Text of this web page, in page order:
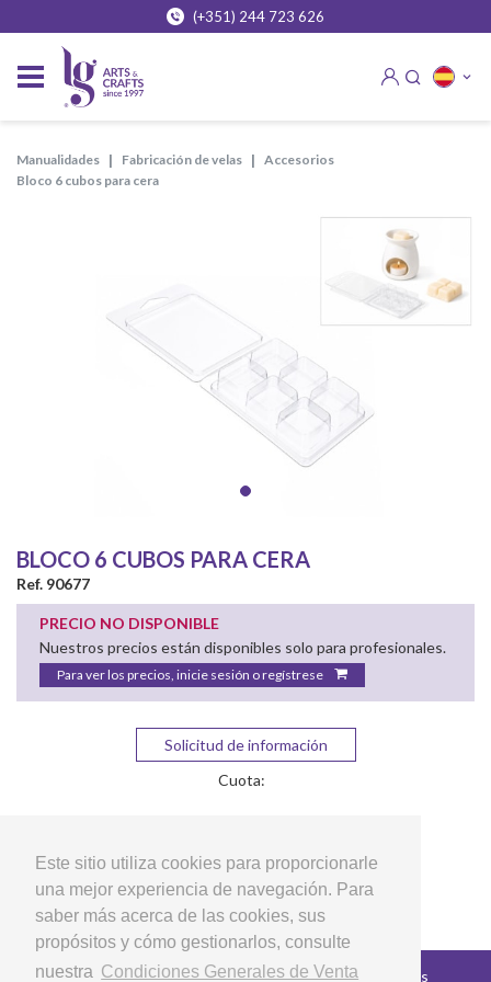
Este sitio utiliza cookies para proporcionarle
una mejor experiencia de navegación. Para
saber más acerca de las cookies, sus
propósitos y cómo gestionarlos, consulte
nuestra Condiciones Generales de Venta
(+351) 244 723 626
manualidades fabricación de velas
accesorios
bloco 6 cubos para cera
BLOCO 6 CUBOS PARA CERA
Ref. 90677
PRECIO NO DISPONIBLE
Nuestros precios están disponibles solo para profesionales.
Para ver los precios, inicie sesión o regístrese
Solicitud de información
Cuota:
Copyright © 2026 LG Arts Crafts Todos los derechos